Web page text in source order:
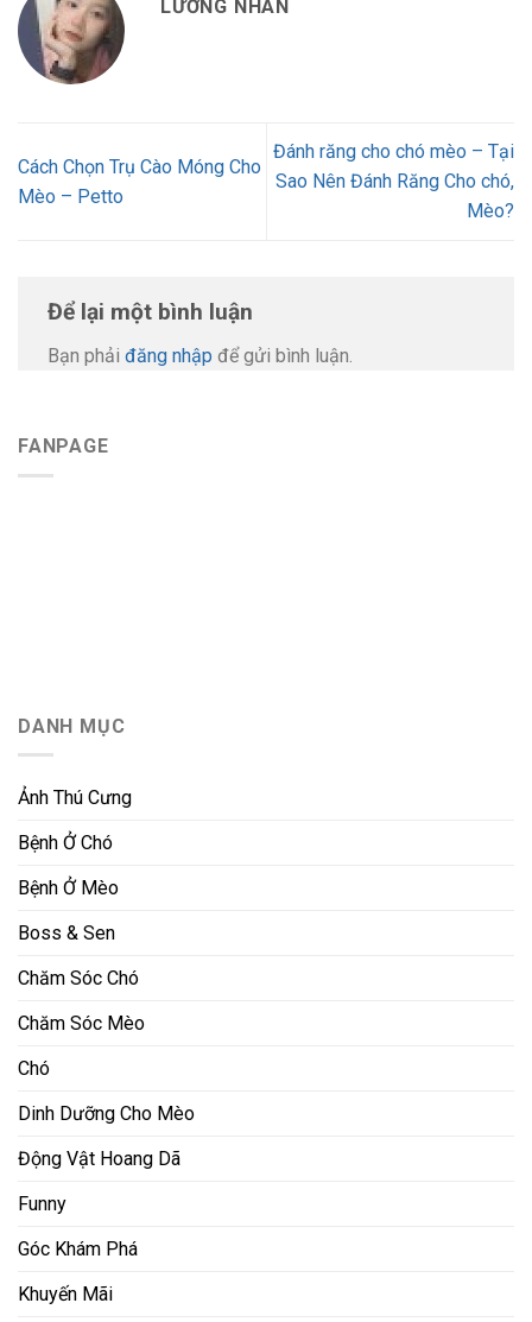
LƯƠNG NHÀN
Cách Chọn Trụ Cào Móng Cho
Mèo – Petto
Đánh răng cho chó mèo – Tại
Sao Nên Đánh Răng Cho chó,
Mèo?
Để lại một bình luận
Bạn phải đăng nhập để gửi bình luận.
FANPAGE
DANH MỤC
Ảnh Thú Cưng
Bệnh Ở Chó
Bệnh Ở Mèo
Boss & Sen
Chăm Sóc Chó
Chăm Sóc Mèo
Chó
Dinh Dưỡng Cho Mèo
Động Vật Hoang Dã
Funny
Góc Khám Phá
Khuyến Mãi